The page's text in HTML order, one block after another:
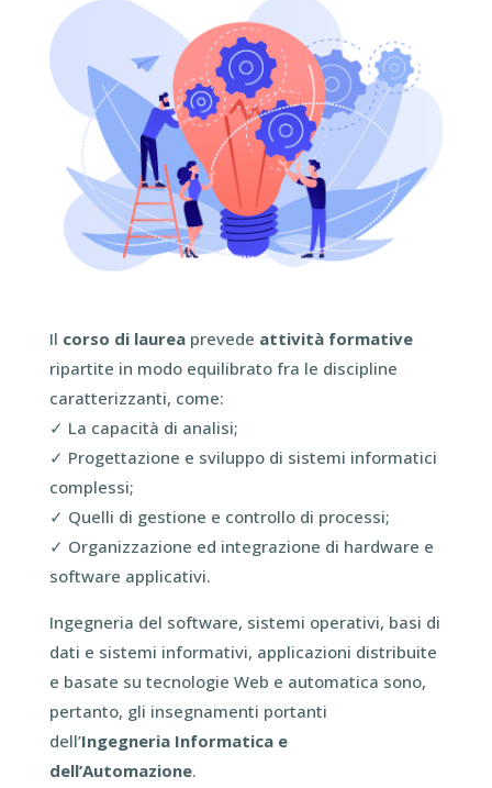
Il corso di laureaprevede attività formative
ripartite in modo equilibrato fra le discipline
caratterizzanti, come:
✓ La capacità di analisi;
✓ Progettazione e sviluppo di sistemi informatici
complessi;
✓ Quelli di gestione e controllo di processi;
✓ Organizzazione ed integrazione di hardware e
software applicativi.
Ingegneria del software, sistemi operativi, basi di
dati e sistemi informativi, applicazioni distribuite
e basate su tecnologie Web e automatica sono,
pertanto, gli insegnamenti portanti
dell’Ingegneria Informatica e
dell’Automazione.